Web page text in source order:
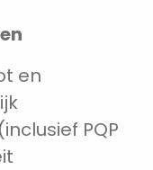
en
PQP